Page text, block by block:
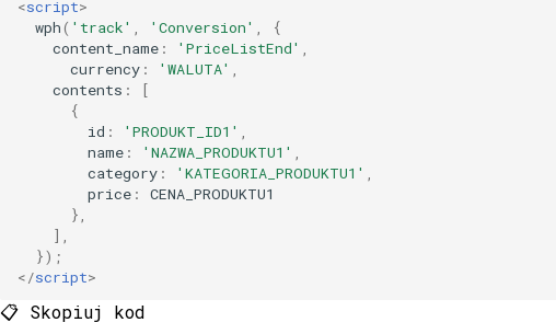
<script>
wph( 'track' , 'Conversion' ,
{
content_name : 'PriceListEnd' ,
currency : 'WALUTA' ,
contents :
[
{
id : 'PRODUKT_ID1' ,
name : 'NAZWA_PRODUKTU1' ,
category : 'KATEGORIA_PRODUKTU1' ,
price :
CENA_PRODUKTU1
},
],
});
</script>
📋 Skopiuj kod